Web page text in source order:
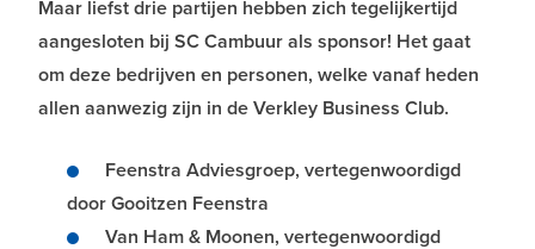
Maar liefst drie partijen hebben zich tegelijkertijd
aangesloten bij SC Cambuur als sponsor! Het gaat
om deze bedrijven en personen, welke vanaf heden
allen aanwezig zijn in de Verkley Business Club.
Feenstra Adviesgroep, vertegenwoordigd
door Gooitzen Feenstra
Van Ham & Moonen, vertegenwoordigd